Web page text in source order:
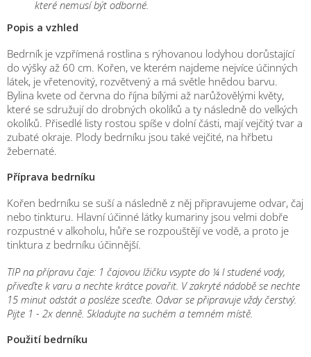
které nemusí být odborné.
Popis a vzhled
Bedrník je vzpřímená rostlina s rýhovanou lodyhou dorůstající
do výšky až 60 cm. Kořen, ve kterém najdeme nejvíce účinných
látek, je vřetenovitý, rozvětvený a má světle hnědou barvu.
Bylina kvete od června do října bílými až narůžovělými květy,
které se sdružují do drobných okolíků a ty následně do velkých
okolíků. Přisedlé listy rostou spíše v dolní části, mají vejčitý tvar a
zubaté okraje. Plody bedrníku jsou také vejčité, na hřbetu
žebernaté.
Příprava bedrníku
Kořen bedrníku se suší a následně z něj připravujeme odvar, čaj
nebo tinkturu. Hlavní účinné látky kumariny jsou velmi dobře
rozpustné v alkoholu, hůře se rozpouštějí ve vodě, a proto je
tinktura z bedrníku účinnější.
TIP na přípravu čaje: 1 čajovou lžičku vsypte do ¼ l studené vody,
přiveďte k varu a nechte krátce povařit. V zakryté nádobě se nechte
15 minut odstát a posléze sceďte. Odvar se připravuje vždy čerstvý.
Pijte 1 - 2x denně. Skladujte na suchém a temném místě.
Použití bedrníku